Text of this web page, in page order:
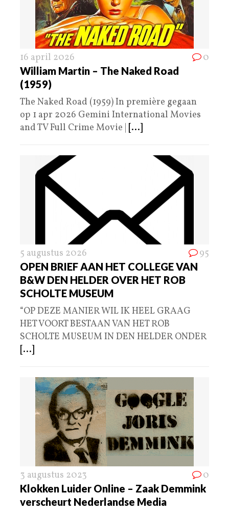
16 april 2026 0
William Martin – The Naked Road
(1959)
The Naked Road (1959) In première gegaan
op 1 apr 2026 Gemini International Movies
and TV Full Crime Movie | [...]
5 augustus 2026 95
OPEN BRIEF AAN HET COLLEGE VAN
B&W DEN HELDER OVER HET ROB
SCHOLTE MUSEUM
“OP DEZE MANIER WIL IK HEEL GRAAG
HET VOORT BESTAAN VAN HET ROB
SCHOLTE MUSEUM IN DEN HELDER ONDER
[...]
3 augustus 2023 0
Klokken Luider Online – Zaak Demmink
verscheurt Nederlandse Media